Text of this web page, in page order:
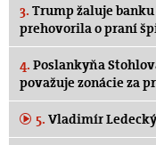
3. Trump žaluje
prehovorila o praní
4. Poslankyňa
považuje zonácie za
5. Vladimír